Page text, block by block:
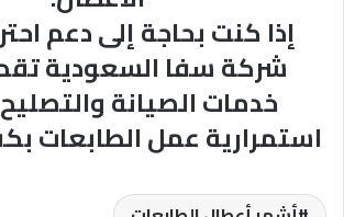
إذا كنت بحاجة إلى دعم
شركة سفا السعودية
خدمات الصيانة
استمرارية عمل الطابعات